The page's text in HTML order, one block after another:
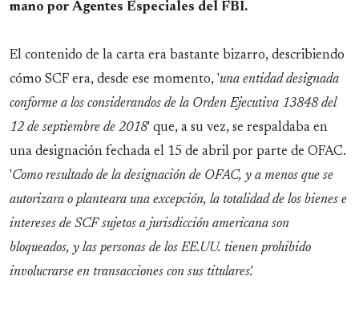
mano por Agentes Especiales del FBI.
El contenido de la carta era bastante bizarro, describiendo
cómo SCF era, desde ese momento, 'una entidad designada
conforme a los considerandos de la Orden Ejecutiva 13848 del
12 de septiembre de 2018' que, a su vez, se respaldaba en
una designación fechada el 15 de abril por parte de OFAC.
'Como resultado de la designación de OFAC, y a menos que se
autorizara o planteara una excepción, la totalidad de los bienes e
intereses de SCF sujetos a jurisdicción americana son
bloqueados, y las personas de los EE.UU. tienen prohibido
involucrarse en transacciones con sus titulares'.